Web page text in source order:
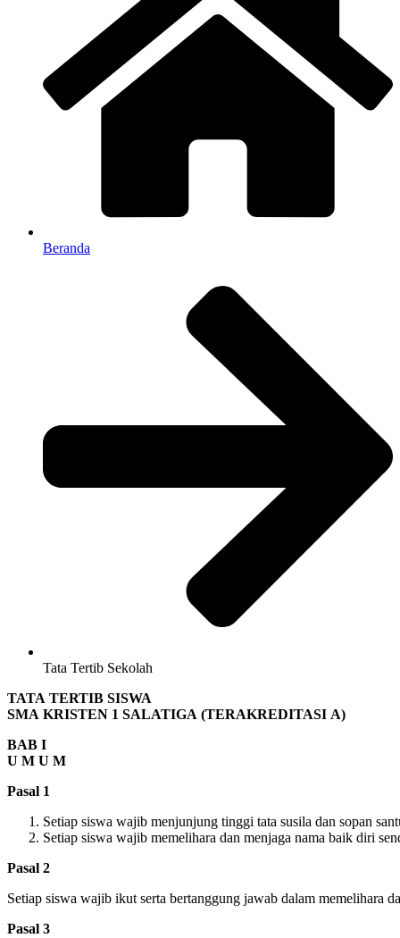
Beranda
Tata Tertib Sekolah
TATA TERTIB SISWA
SMA KRISTEN 1 SALATIGA (TERAKREDITASI A)
BAB I
U M U M
Pasal 1
Setiap siswa wajib menjunjung tinggi tata susila dan sopan
Setiap siswa wajib memelihara dan menjaga nama baik diri
Pasal 2
Setiap siswa wajib ikut serta bertanggung jawab dalam memelihara
Pasal 3